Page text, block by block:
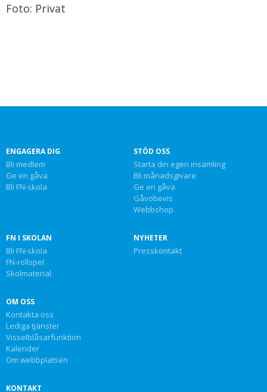
Foto: Privat
ENGAGERA DIG
Bli medlem
Ge en gåva
Bli FN-skola
STÖD OSS
Starta din egen insamling
Bli månadsgivare
Ge en gåva
Gåvobevis
Webbshop
FN I SKOLAN
Bli FN-skola
FN-rollspel
Skolmaterial
NYHETER
Presskontakt
OM OSS
Kontakta oss
Lediga tjänster
Visselblåsarfunktion
Kalender
Om webbplatsen
KONTAKT